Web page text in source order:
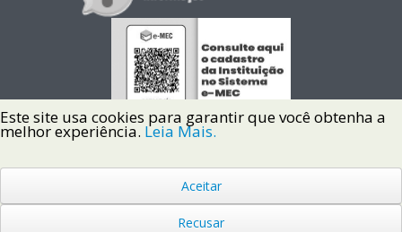
Copyright © 2022 Instituto Federal de Santa Catarina IFSC
Todos os Direitos Reservados.
Este site usa cookies para garantir que você obtenha a
melhor experiência. Leia Mais.
Aceitar
Recusar